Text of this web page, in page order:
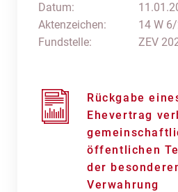
Datum:
Aktenzeichen:
Fundstelle:
14 W
ZEV
Rückgabe
Ehevertrag
öffentlichen
der
Verwahrung